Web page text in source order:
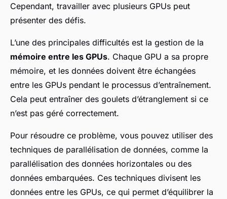
Cependant, travailler avec plusieurs GPUs peut
présenter des défis.
L’une des principales difficultés est la gestion de la
mémoire entre les GPUs. Chaque GPU a sa propre
mémoire, et les données doivent être échangées
entre les GPUs pendant le processus d’entraînement.
Cela peut entraîner des goulets d’étranglement si ce
n’est pas géré correctement.
Pour résoudre ce problème, vous pouvez utiliser des
techniques de parallélisation de données, comme la
parallélisation des données horizontales ou des
données embarquées. Ces techniques divisent les
données entre les GPUs, ce qui permet d’équilibrer la